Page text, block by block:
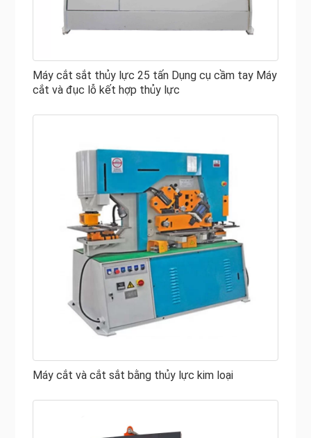
Máy cắt sắt thủy lực 25 tấn Dụng cụ cầm tay Máy
cắt và đục lỗ kết hợp thủy lực
Máy cắt và cắt sắt bằng thủy lực kim loại